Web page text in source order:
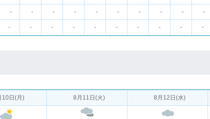
- - - - - - - - - -
- - - - - - - - - -
10日(月) 8月11日(火) 8月12日(水)